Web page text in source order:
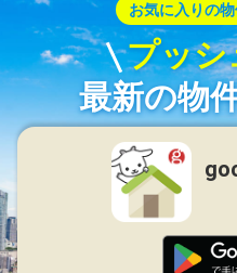
お気に入りの
プッシ
最新の物